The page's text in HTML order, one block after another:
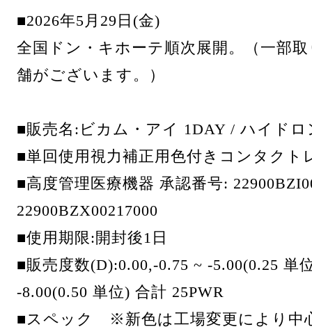
■2026年5月29日(金)
全国ドン・キホーテ順次展開。（一部
舗がございます。）
■販売名:ビカム・アイ 1DAY / ハイド
■単回使用視力補正用色付きコンタクト
■高度管理医療機器 承認番号:
22900BZX00217000
■使用期限:開封後1日
■販売度数(D):0.00,-0.75 ~ -5.00(0.25 単
-8.00(0.50 単位) 合計 25PWR
■スペック ※新色は工場変更により中